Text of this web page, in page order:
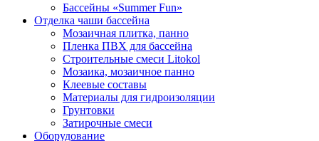
Бассейны «Summer Fun»
Отделка чаши бассейна
Мозаичная плитка, панно
Пленка ПВХ для бассейна
Строительные смеси Litokol
Мозаика, мозаичное панно
Клеевые составы
Материалы для гидроизоляции
Грунтовки
Затирочные смеси
Оборудование